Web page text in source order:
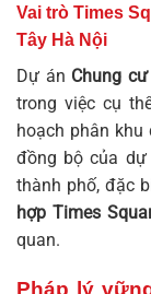
Vai trò Times
Tây Hà Nội
Dự án Chung
trong việc cụ
hoạch phân
đồng bộ của
thành phố, đặc
hợp Times
quan.
Pháp lý